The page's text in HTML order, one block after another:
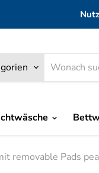
removable Pads